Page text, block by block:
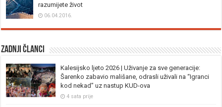
razumijete život
06.04.2016.
Zadnji članci
Kalesijsko ljeto 2026 | Uživanje za sve generacije:
Šarenko zabavio mališane, odrasli uživali na “Igranci
kod nekad” uz nastup KUD-ova
4 sata prije